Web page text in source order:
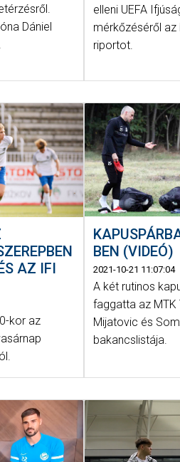
Dániel
elleni UEFA
mérkőzéséről az
riportot.
AZ IFI
kor az
BEN (VIDEÓ)
2021-10-21 11:07:04
A két rutinos
faggatta az MTK
Mijatovic és
bakancslistája.